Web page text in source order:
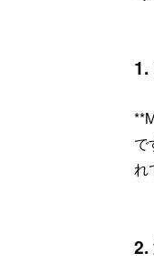
1.
で
れ
2.